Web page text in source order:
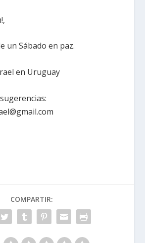
un Sábado en paz.
en Uruguay
COMPARTIR: